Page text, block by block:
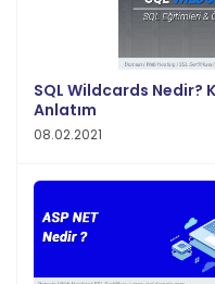
SQL Wildcards Nedir?
Anlatım
08.02.2021